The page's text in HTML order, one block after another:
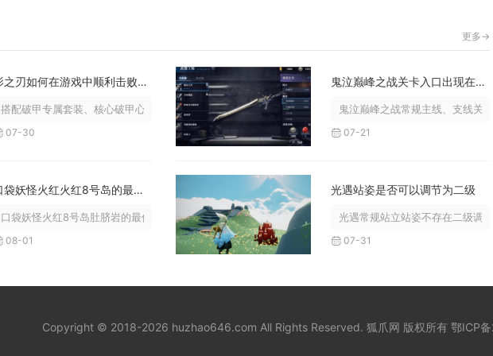
更多->
影之刃如何在游戏中顺利击败月堡女王
搭配破甲专属套装、核心破甲心法与分段规避机制输出，全程把控月...
07-30
鬼泣巅峰之战关卡入口出现在哪里
鬼泣巅峰之战常规主线、支线关
07-21
口袋妖怪火红火红8号岛的最佳路线是什么
口袋妖怪火红8号岛肚脐岩的最优路线为枯叶市乘船抵达岛屿，直入...
08-01
光遇站姿是否可以调节为二级
光遇常规站立站姿不存在二级调
07-31
Copyright © 2018-2026 huzhao646.com All Rights Reserved. 狐爪网 版权所有 鄂ICP